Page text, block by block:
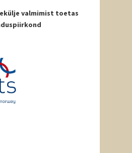
valmimist toetas